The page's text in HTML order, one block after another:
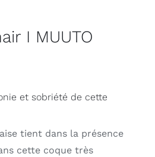
I MUUTO
et sobriété de cette
tient dans la présence
cette coque très